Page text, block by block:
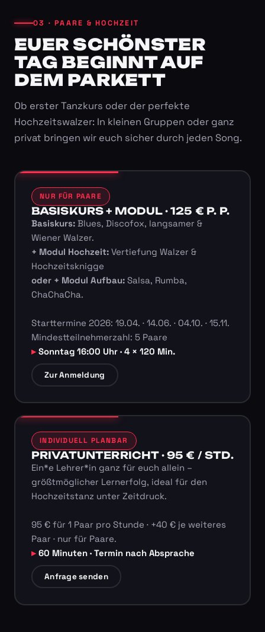
03 · PAARE & HOCHZEIT
EUER SCHÖNSTER
TAG BEGINNT AUF
DEM PARKETT
Ob erster Tanzkurs oder der perfekte
Hochzeitswalzer: In kleinen Gruppen oder ganz
privat bringen wir euch sicher durch jeden Song.
NUR FÜR PAARE
BASISKURS + MODUL · 125 € P. P.
Basiskurs:Blues, Discofox, langsamer &
Wiener Walzer.
+ Modul Hochzeit:Vertiefung Walzer &
Hochzeitsknigge
oder + Modul Aufbau:Salsa, Rumba,
ChaChaCha.
Starttermine 2026: 19.04. · 14.06. · 04.10. · 15.11.
Mindestteilnehmerzahl: 5 Paare
Sonntag 16:00 Uhr · 4 × 120 Min.
Zur Anmeldung
INDIVIDUELL PLANBAR
PRIVATUNTERRICHT · 95 € / STD.
Ein*e Lehrer*in ganz für euch allein –
größtmöglicher Lernerfolg, ideal für den
Hochzeitstanz unter Zeitdruck.
95 € für 1 Paar pro Stunde · +40 € je weiteres
Paar · nur für Paare.
60 Minuten · Termin nach Absprache
Anfrage senden